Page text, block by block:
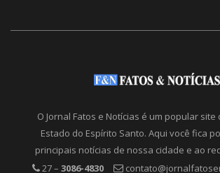
O Jornal Fatos e Notícias é um popular site
Estado do Espírito Santo. Aqui você fica
principais notícias de nossa cidade e ao
27 – 3086-4830